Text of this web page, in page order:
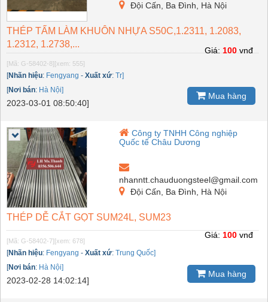
Đội Cấn, Ba Đình, Hà Nội
THÉP TẤM LÀM KHUÔN NHỰA S50C,1.2311, 1.2083,
1.2312, 1.2738,...
[Mã: G-58402-8] [xem: 555]
[Nhãn hiệu: Fengyang - Xuất xứ: Tr]
[Nơi bán: Hà Nội]
2023-03-01 08:50:40]
Giá:100vnđ
Mua hàng
Công ty TNHH Công nghiệp
Quốc tế Châu Dương
nhanntt.chauduongsteel@gmail.com
Đội Cấn, Ba Đình, Hà Nội
THÉP DỄ CẮT GỌT SUM24L, SUM23
[Mã: G-58402-7] [xem: 678]
[Nhãn hiệu: Fengyang - Xuất xứ: Trung Quốc]
[Nơi bán: Hà Nội]
2023-02-28 14:02:14]
Giá: 100 vnđ
Mua hàng